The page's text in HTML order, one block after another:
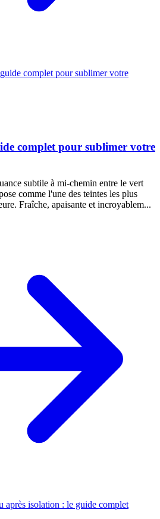
complet pour sublimer votre
subtile à mi-chemin entre le vert
comme l'une des teintes les plus
Fraîche, apaisante et incroyablem...